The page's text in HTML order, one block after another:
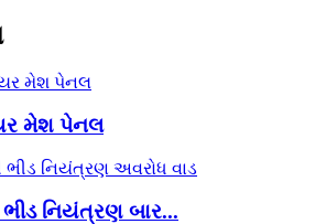
મેશ પેનલ
નિયંત્રણ બાર...